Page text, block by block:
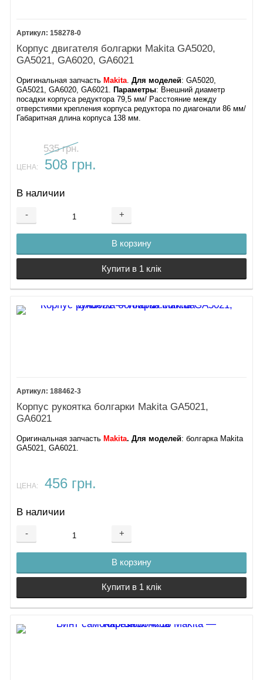
158278-0
Корпус двигателя болгарки Makita GA5020,
GA5021, GA6020, GA6021
Оригинальная запчасть Makita.Для моделей: GA5020,
GA5021, GA6020, GA6021​. Параметры: Внешний диаметр
посадки корпуса редуктора 79,5 мм/ Расстояние между
отверстиями крепления корпуса редуктора по диагонали 86 мм​/
​Габаритная длина корпуса 138 мм​.
535 грн.
ЦЕНА: 508 грн.
В наличии
- +
В корзину
Купити в 1 клік
188462-3
Корпус рукоятка болгарки Makita GA5021,
GA6021
Оригинальная запчасть Makita. Для моделей: болгарка Makita
GA5021, GA6021.
ЦЕНА: 456 грн.
В наличии
- +
В корзину
Купити в 1 клік